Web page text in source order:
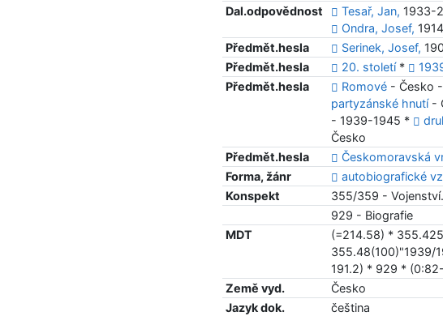
Dal.odpovědnost Tesař, Jan, 1933-
Ondra, Josef,
Předmět.hesla
Serinek, Josef,
Předmět.hesla
20. století *
Předmět.hesla
Romové - Česko
partyzánské hnutí -
- 1939-1945 *
Česko
Předmět.hesla
Českomoravská
Forma, žánr
autobiografické
Konspekt
355/359 -
929 - Biografie
MDT
(=214.58) *
355.48(100)"1939/
191.2) * 929 *
Země vyd.
Česko
Jazyk dok.
čeština